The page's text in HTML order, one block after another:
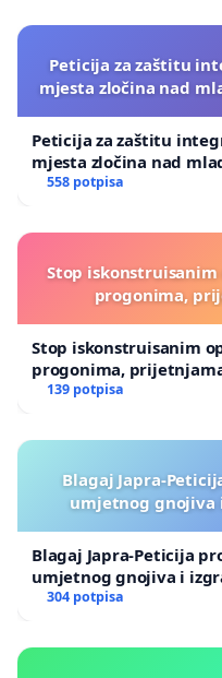
Peticija za zaštitu
mjesta zločina nad
Peticija za zaštitu
mjesta zločina nad
558 potpisa
Stop
progonima,
Stop iskonstruisanim
progonima,
139 potpisa
Blagaj Japra-
umjetnog gnojiva
Blagaj Japra-Peticija
umjetnog gnojiva i
304 potpisa